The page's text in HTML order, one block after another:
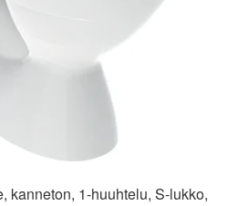
kanneton, 1-huuhtelu, S-lukko,